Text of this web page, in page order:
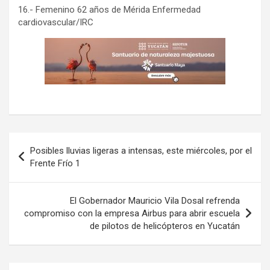
16.- Femenino 62 años de Mérida Enfermedad
cardiovascular/IRC
de
entradas
Posibles lluvias ligeras a intensas, este miércoles, por el
Frente Frío 1
El Gobernador Mauricio Vila Dosal refrenda
compromiso con la empresa Airbus para abrir escuela
de pilotos de helicópteros en Yucatán